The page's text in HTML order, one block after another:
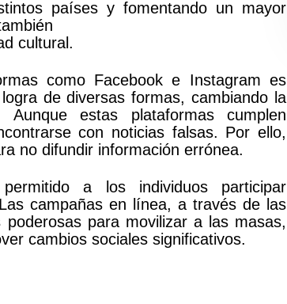
países y fomentando un mayor
cultural.
como Facebook e Instagram es
de diversas formas, cambiando la
estas plataformas cumplen
con noticias falsas. Por ello,
no difundir información errónea.
a los individuos participar
campañas en línea, a través de las
para movilizar a las masas,
cambios sociales significativos.